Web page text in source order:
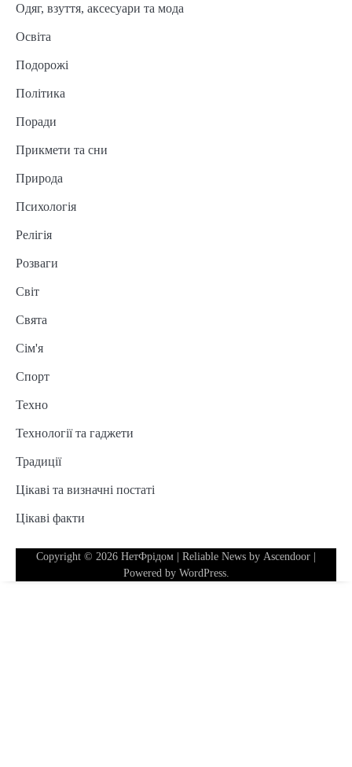
Одяг, взуття, аксесуари та мода
Освіта
Подорожі
Політика
Поради
Прикмети та сни
Природа
Психологія
Релігія
Розваги
Світ
Свята
Сім'я
Спорт
Техно
Технології та гаджети
Традиції
Цікаві та визначні постаті
Цікаві факти
Copyright © 2026 НетФрідом | Reliable News by Ascendoor
Powered by WordPress.